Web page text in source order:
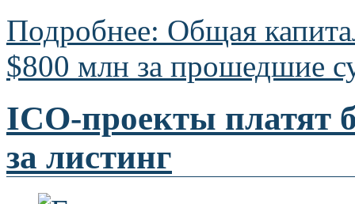
Подробнее: Общая
$800 млн за прошедшие
ICO-проекты платят
за листинг